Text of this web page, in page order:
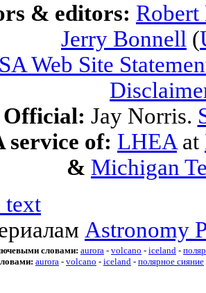
& editors:
Jerry Bonnell (
Web Site
Official: Jay Norris.
service of: LHEA at
& Michigan
text
Astronomy
словами: aurora - volcano - iceland -
aurora - volcano - iceland - полярное сияние